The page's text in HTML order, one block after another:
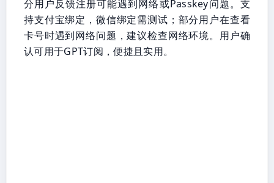
分用户反馈注册可能遇到网络或Passkey问题。支
持支付宝绑定，微信绑定需测试；部分用户在查看
卡号时遇到网络问题，建议检查网络环境。用户确
认可用于GPT订阅，便捷且实用。